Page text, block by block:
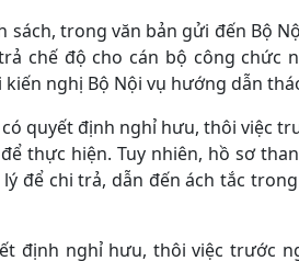
trong văn bản gửi đến Bộ
chế độ cho cán bộ công chức
nghị Bộ Nội vụ hướng dẫn
quyết định nghỉ hưu, thôi việc
thực hiện. Tuy nhiên, hồ sơ
để chi trả, dẫn đến ách tắc
định nghỉ hưu, thôi việc trước